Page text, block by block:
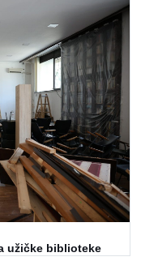
užičke biblioteke